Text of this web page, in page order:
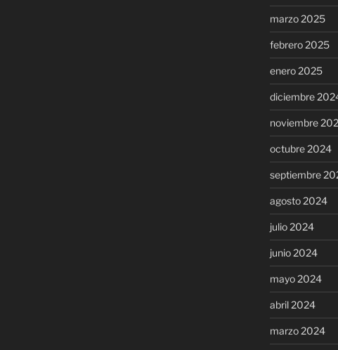
marzo 2025
febrero 2025
enero 2025
diciembre
noviembre
octubre 2024
septiembre
agosto 2024
julio 2024
junio 2024
mayo 2024
abril 2024
marzo 2024